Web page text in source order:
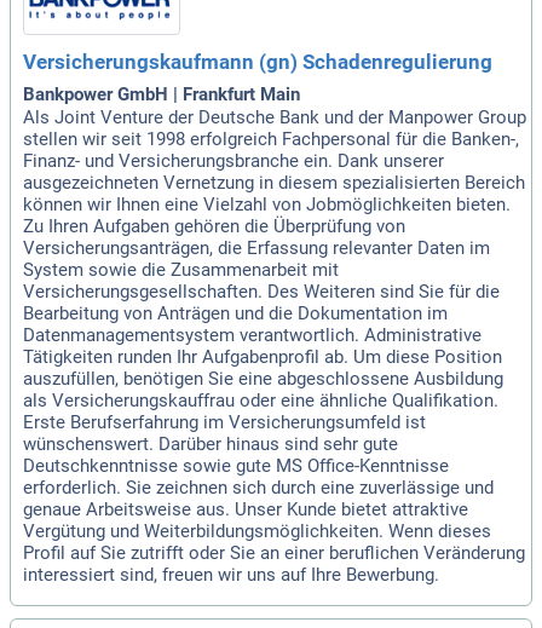
Versicherungskaufmann (gn) Schadenregulierung
Bankpower GmbH | Frankfurt Main
Als Joint Venture der Deutsche Bank und der Manpower Group
stellen wir seit 1998 erfolgreich Fachpersonal für die Banken-,
Finanz- und Versicherungsbranche ein. Dank unserer
ausgezeichneten Vernetzung in diesem spezialisierten Bereich
können wir Ihnen eine Vielzahl von Jobmöglichkeiten bieten.
Zu Ihren Aufgaben gehören die Überprüfung von
Versicherungsanträgen, die Erfassung relevanter Daten im
System sowie die Zusammenarbeit mit
Versicherungsgesellschaften. Des Weiteren sind Sie für die
Bearbeitung von Anträgen und die Dokumentation im
Datenmanagementsystem verantwortlich. Administrative
Tätigkeiten runden Ihr Aufgabenprofil ab. Um diese Position
auszufüllen, benötigen Sie eine abgeschlossene Ausbildung
als Versicherungskauffrau oder eine ähnliche Qualifikation.
Erste Berufserfahrung im Versicherungsumfeld ist
wünschenswert. Darüber hinaus sind sehr gute
Deutschkenntnisse sowie gute MS Office-Kenntnisse
erforderlich. Sie zeichnen sich durch eine zuverlässige und
genaue Arbeitsweise aus. Unser Kunde bietet attraktive
Vergütung und Weiterbildungsmöglichkeiten. Wenn dieses
Profil auf Sie zutrifft oder Sie an einer beruflichen Veränderung
interessiert sind, freuen wir uns auf Ihre Bewerbung.